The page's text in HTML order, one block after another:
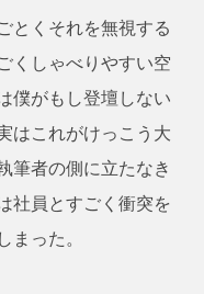
とくそれを無視する
くしゃべりやすい空
僕がもし登壇しない
はこれがけっこう大
筆者の側に立たなき
社員とすごく衝突を
まった。